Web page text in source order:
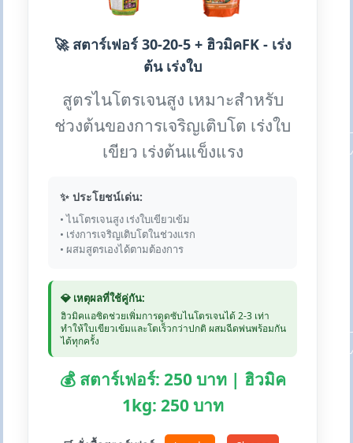
🚀 สตาร์เฟอร์ 30-20-5 + ฮิวมิคFK - เร่ง
ต้น เร่งใบ
สูตรไนโตรเจนสูง เหมาะสำหรับ
ช่วงต้นของการเจริญเติบโต เร่งใบ
เขียว เร่งต้นแข็งแรง
✨ ประโยชน์เด่น:
• ไนโตรเจนสูง เร่งใบเขียวเข้ม
• เร่งการเจริญเติบโตในช่วงแรก
• ผสมสูตรเองได้ตามต้องการ
💎 เหตุผลที่ใช้คู่กัน:
ฮิวมิคแอซิดช่วยเพิ่มการดูดซับไนโตรเจนได้ 2-3 เท่า
ทำให้ใบเขียวเข้มและโตเร็วกว่าปกติ ผสมฉีดพ่นพร้อมกัน
ได้ทุกครั้ง
💰 สตาร์เฟอร์: 250 บาท | ฮิวมิค
1kg: 250 บาท